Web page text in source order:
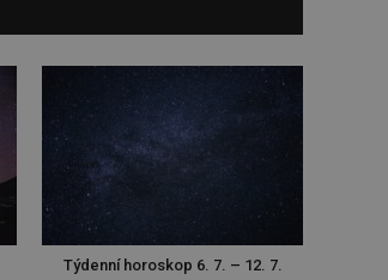
Týdenní horoskop 6. 7. – 12. 7.